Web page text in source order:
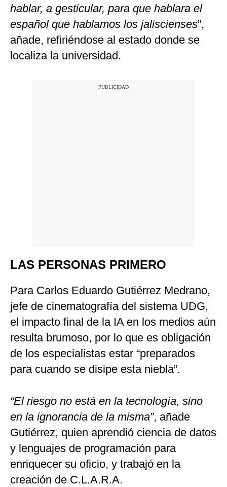
hablar, a gesticular, para que hablara el
español que hablamos los jaliscienses”,
añade, refiriéndose al estado donde se
localiza la universidad.
LAS PERSONAS PRIMERO
Para Carlos Eduardo Gutiérrez Medrano,
jefe de cinematografía del sistema UDG,
el impacto final de la IA en los medios aún
resulta brumoso, por lo que es obligación
de los especialistas estar “preparados
para cuando se disipe esta niebla”.
“El riesgo no está en la tecnología, sino
en la ignorancia de la misma”, añade
Gutiérrez, quien aprendió ciencia de datos
y lenguajes de programación para
enriquecer su oficio, y trabajó en la
creación de C.L.A.R.A.